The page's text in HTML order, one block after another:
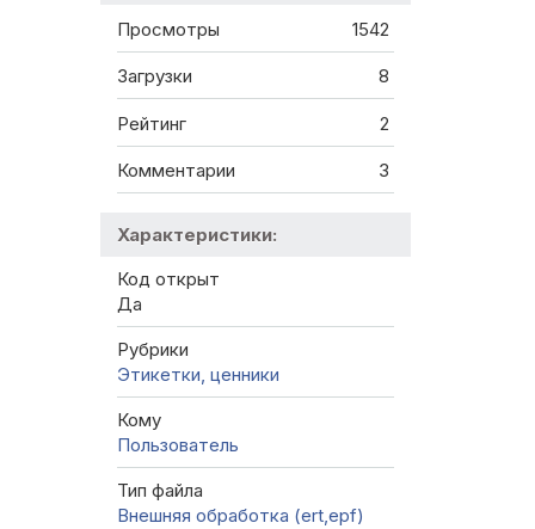
Просмотры 1542
Загрузки 8
Рейтинг 2
Комментарии 3
Характеристики:
Код открыт
Да
Рубрики
Этикетки, ценники
Кому
Пользователь
Тип файла
Внешняя обработка (ert,epf)